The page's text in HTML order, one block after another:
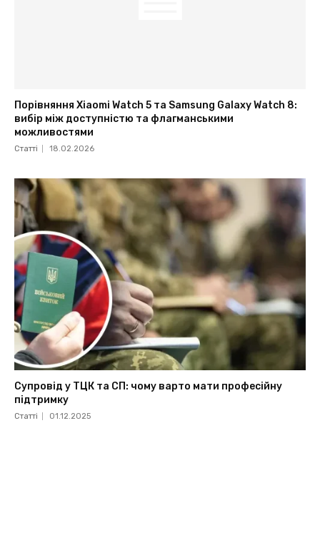
Порівняння Xiaomi Watch 5 та Samsung Galaxy Watch 8:
вибір між доступністю та флагманськими
можливостями
Статті 18.02.2026
Супровід у ТЦК та СП: чому варто мати професійну
підтримку
Статті 01.12.2025